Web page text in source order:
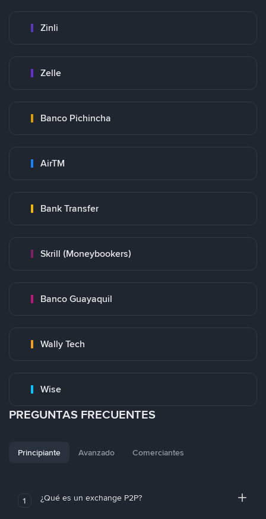
Zinli
Zelle
Banco Pichincha
AirTM
Bank Transfer
Skrill (Moneybookers)
Banco Guayaquil
Wally Tech
Wise
PREGUNTAS FRECUENTES
Principiante Avanzado Comerciantes
1 ¿Qué es un exchange P2P?